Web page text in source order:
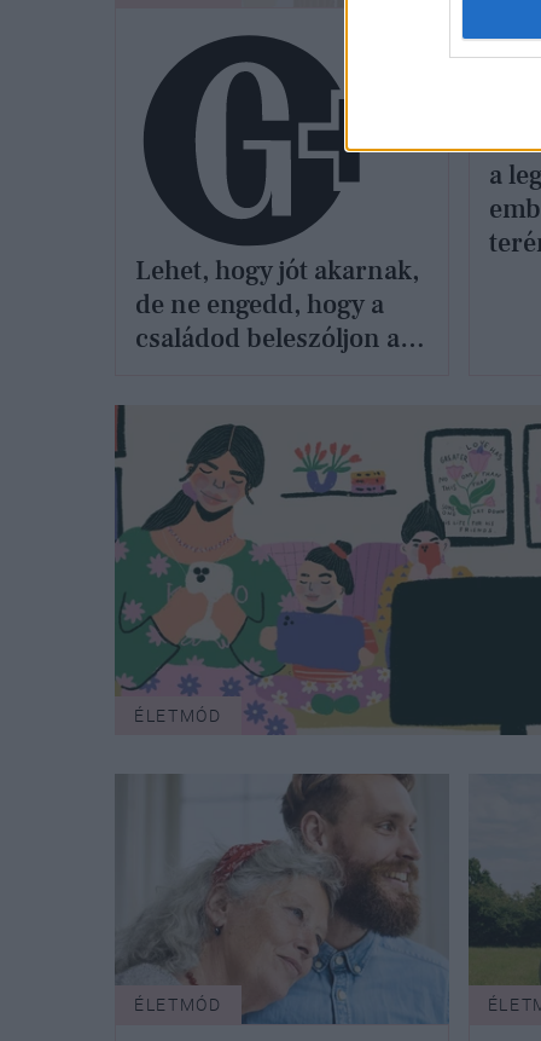
Lehet, hogy jót akarnak,
de ne engedd, hogy a
családod beleszóljon a
a
ÉLETMÓD
ÉLETMÓD